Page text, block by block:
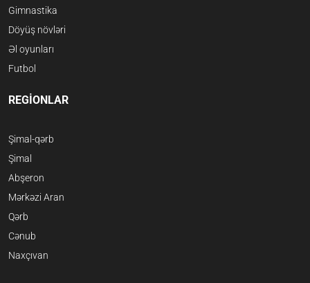
Gimnastika
Döyüş növləri
Əl oyunları
Futbol
REGİONLAR
Şimal-qərb
Şimal
Abşeron
Mərkəzi Aran
Qərb
Cənub
Naxçıvan